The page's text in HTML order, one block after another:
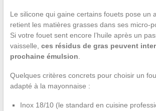
Le silicone qui gaine certains fouets pose un
retient les matières grasses dans ses micro-
Si votre fouet sent encore l’huile après un
vaisselle, ces résidus de gras peuvent
prochaine émulsion.
Quelques critères concrets pour choisir un
adapté à la mayonnaise :
Inox 18/10 (le standard en cuisine